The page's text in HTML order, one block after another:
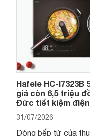
Hafele HC-I7323B
giá còn 6,5 triệu
Đức tiết kiệm
31/07/2026
Dòng bếp từ của